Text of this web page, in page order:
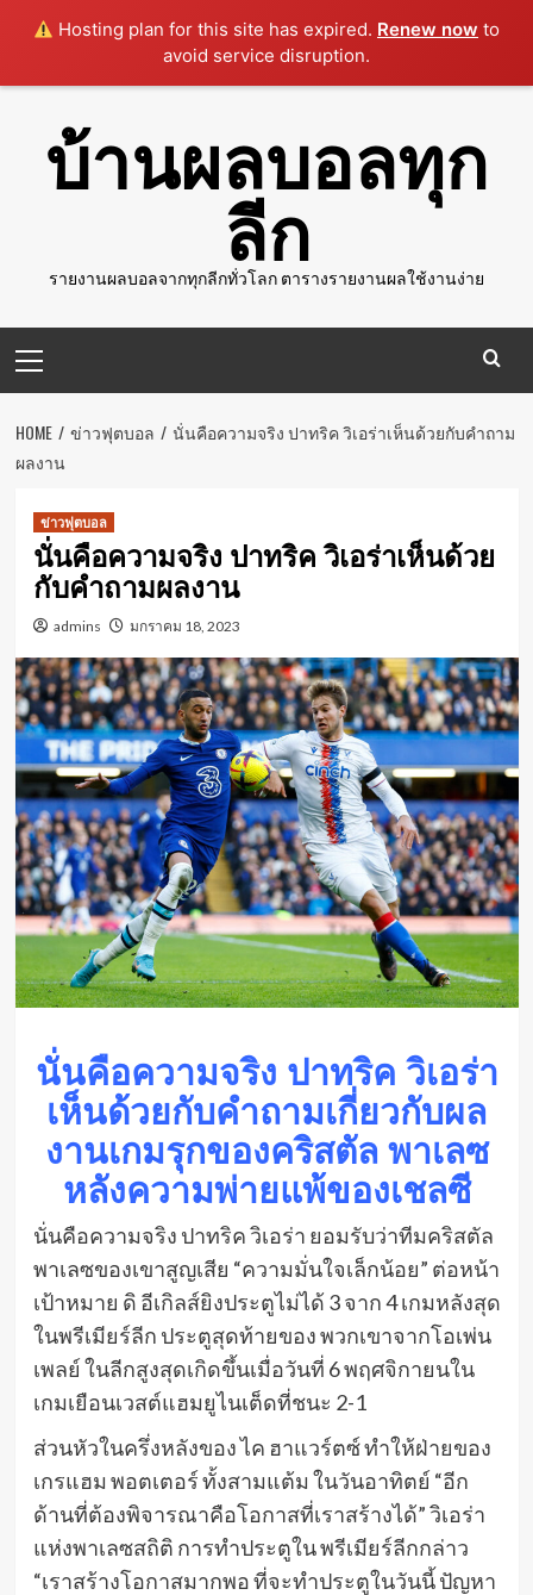
Hosting plan for this site has expired. Renew now to
avoid service disruption.
contentบ้านผลบอลทุก
ลีก
รายงานผลบอลจากทุกลีกทั่วโลก ตารางรายงานผลใช้งานง่าย
Menu
HOME ข่าวฟุตบอล
นั่นคือความจริง ปาทริค วิเอร่าเห็นด้วยกับคำถาม
ผลงาน
ข่าวฟุตบอล
นั่นคือความจริง ปาทริค วิเอร่าเห็นด้วย
กับคำถามผลงาน
admins มกราคม 18, 2023
นั่นคือความจริง ปาทริค วิเอร่า
เห็นด้วยกับคำถามเกี่ยวกับผล
งานเกมรุกของคริสตัล พาเลซ
หลังความพ่ายแพ้ของเชลซี
นั่นคือความจริง ปาทริค วิเอร่า ยอมรับว่าทีมคริสตัล
พาเลซของเขาสูญเสีย “ความมั่นใจเล็กน้อย” ต่อหน้า
เป้าหมาย ดิ อีเกิลส์ยิงประตูไม่ได้ 3 จาก 4 เกมหลังสุด
ในพรีเมียร์ลีก ประตูสุดท้ายของ พวกเขาจากโอเพ่น
เพลย์ ในลีกสูงสุดเกิดขึ้นเมื่อวันที่ 6 พฤศจิกายนใน
เกมเยือนเวสต์แฮมยูไนเต็ดที่ชนะ 2-1
ส่วนหัวในครึ่งหลังของ ไค ฮาแวร์ตซ์ ทำให้ฝ่ายของ
เกรแฮม พอตเตอร์ ทั้งสามแต้ม ในวันอาทิตย์ “อีก
ด้านที่ต้องพิจารณาคือโอกาสที่เราสร้างได้” วิเอร่า
แห่งพาเลซสถิติ การทำประตูใน พรีเมียร์ลีกกล่าว
“เราสร้างโอกาสมากพอ ที่จะทำประตูในวันนี้ ปัญหา